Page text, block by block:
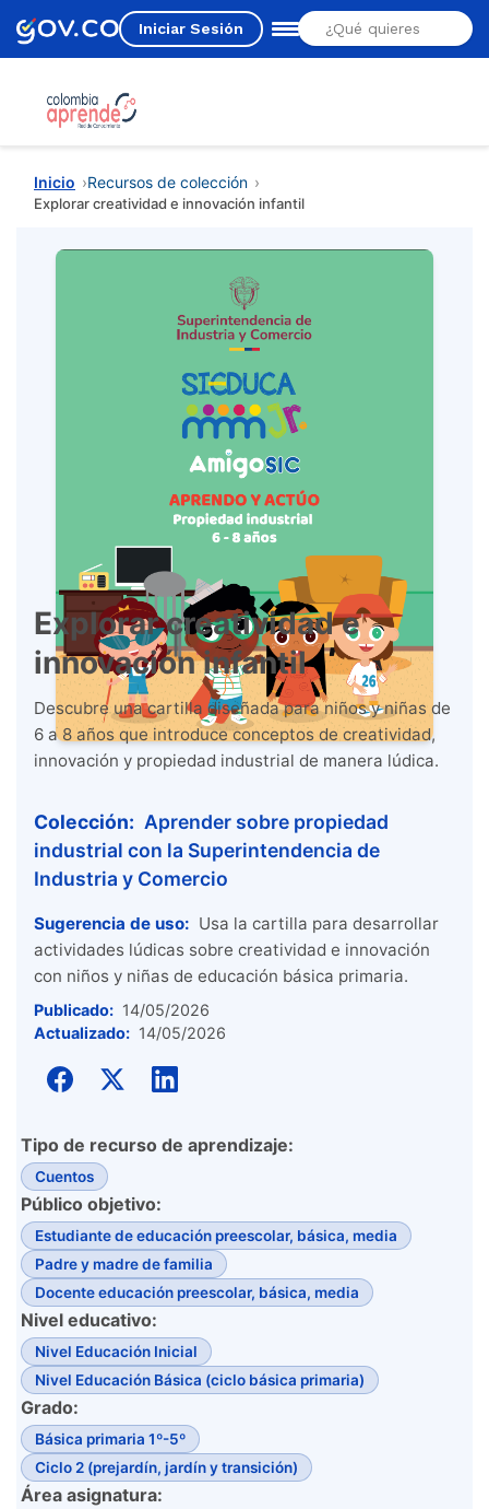
Iniciar Sesión
Estás aquí
Inicio Recursos de colección
Explorar creatividad e innovación infantil
Explorar creatividad e
innovación infantil
Descubre una cartilla diseñada para niños y niñas de
6 a 8 años que introduce conceptos de creatividad,
innovación y propiedad industrial de manera lúdica.
Colección: Aprender sobre propiedad
industrial con la Superintendencia de
Industria y Comercio
Sugerencia de uso: Usa la cartilla para desarrollar
actividades lúdicas sobre creatividad e innovación
con niños y niñas de educación básica primaria.
Publicado: 14/05/2026
Actualizado: 14/05/2026
Tipo de recurso de aprendizaje:
Cuentos
Público objetivo:
Estudiante de educación preescolar, básica, media
Padre y madre de familia
Docente educación preescolar, básica, media
Nivel educativo:
Nivel Educación Inicial
Nivel Educación Básica (ciclo básica primaria)
Grado:
Básica primaria 1º-5º
Ciclo 2 (prejardín, jardín y transición)
Área asignatura: